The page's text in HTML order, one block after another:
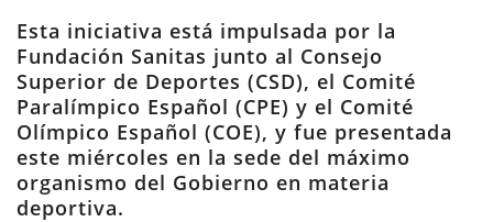
Esta iniciativa está impulsada por la
Fundación Sanitas junto al Consejo
Superior de Deportes (CSD), el Comité
Paralímpico Español (CPE) y el Comité
Olímpico Español (COE), y fue presentada
este miércoles en la sede del máximo
organismo del Gobierno en materia
deportiva.